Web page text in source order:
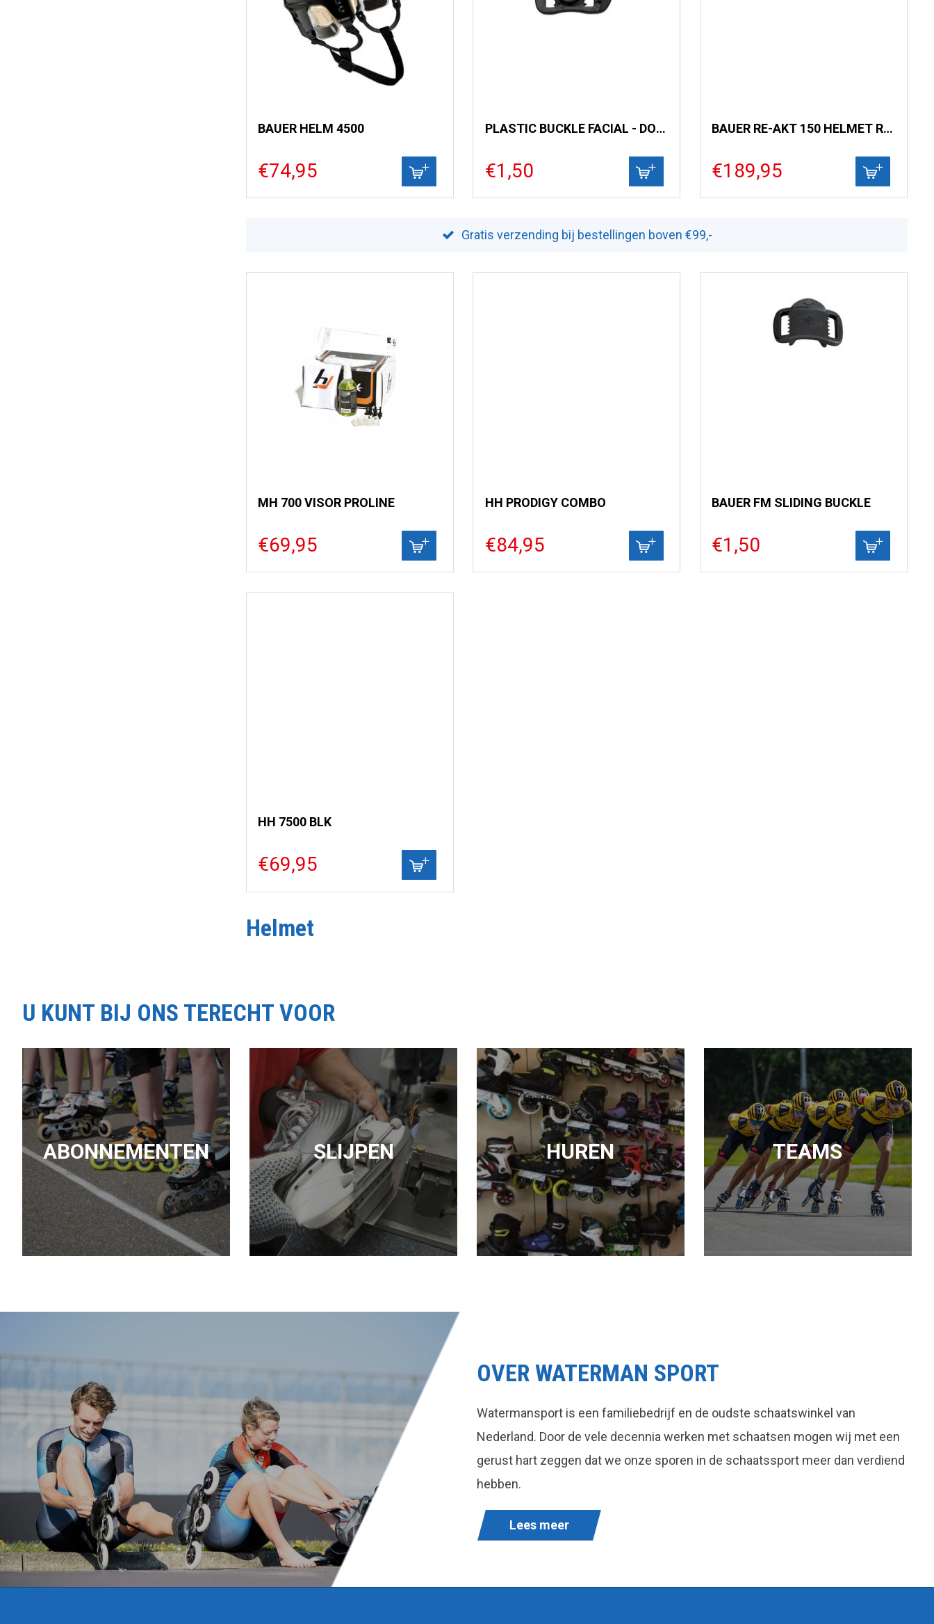
BAUER HELM 4500
€74,95
PLASTIC BUCKLE FACIAL - DOME SLIDE
€1,50
BAUER RE-AKT 150 HELMET RED S
€189,95
Gratis verzending bij bestellingen boven €99,-
MH 700 VISOR PROLINE
€69,95
HH PRODIGY COMBO
€84,95
BAUER FM SLIDING BUCKLE
€1,50
HH 7500 BLK
€69,95
Helmet
U KUNT BIJ ONS TERECHT VOOR
ABONNEMENTEN SLIJPEN HUREN TEAMS
OVER WATERMAN SPORT
Watermansport is een familiebedrijf en de oudste schaatswinkel van
Nederland. Door de vele decennia werken met schaatsen mogen wij met een
gerust hart zeggen dat we onze sporen in de schaatssport meer dan verdiend
hebben.
Lees meer